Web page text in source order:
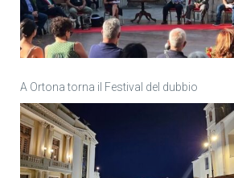
A Ortona torna il Festival del dubbio